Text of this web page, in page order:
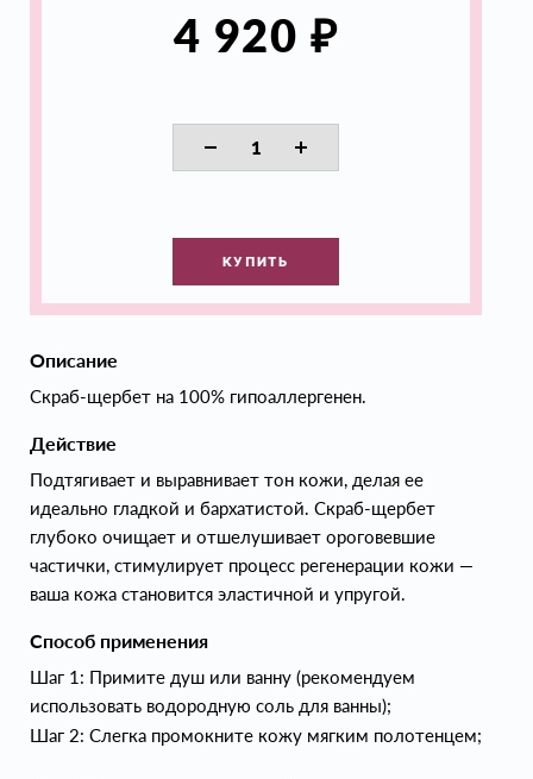
4 920 ₽
КУПИТЬ
Описание
Скраб-щербет на 100% гипоаллергенен.
Действие
Подтягивает и выравнивает тон кожи, делая ее
идеально гладкой и бархатистой. Скраб-щербет
глубоко очищает и отшелушивает ороговевшие
частички, стимулирует процесс регенерации кожи —
ваша кожа становится эластичной и упругой.
Способ применения
Шаг 1: Примите душ или ванну (рекомендуем
использовать водородную соль для ванны);
Шаг 2: Слегка промокните кожу мягким полотенцем;